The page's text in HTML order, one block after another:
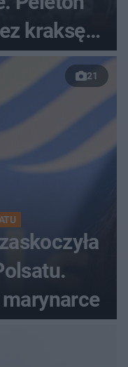
kraksę
21
marynarce